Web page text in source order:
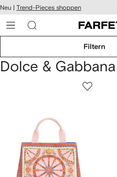
zum
Neu | Trend-Pieces shoppen
Filtern
Dolce &